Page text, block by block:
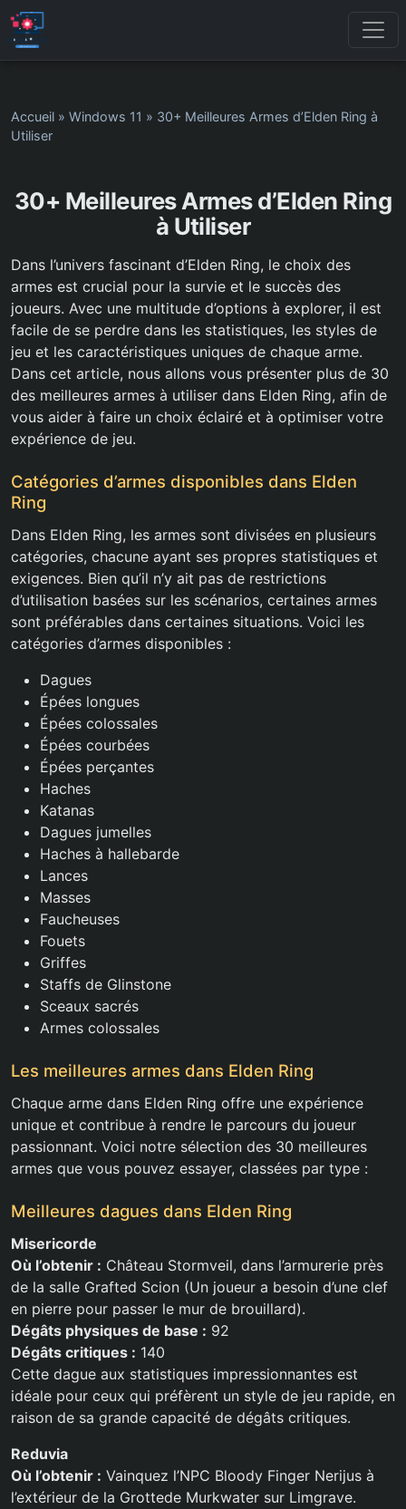
Accueil » Windows 11 » 30+ Meilleures Armes d’Elden Ring à
Utiliser
30+ Meilleures Armes d’Elden Ring
à Utiliser
Dans l’univers fascinant d’Elden Ring, le choix des
armes est crucial pour la survie et le succès des
joueurs. Avec une multitude d’options à explorer, il est
facile de se perdre dans les statistiques, les styles de
jeu et les caractéristiques uniques de chaque arme.
Dans cet article, nous allons vous présenter plus de 30
des meilleures armes à utiliser dans Elden Ring, afin de
vous aider à faire un choix éclairé et à optimiser votre
expérience de jeu.
Catégories d’armes disponibles dans Elden
Ring
Dans Elden Ring, les armes sont divisées en plusieurs
catégories, chacune ayant ses propres statistiques et
exigences. Bien qu’il n’y ait pas de restrictions
d’utilisation basées sur les scénarios, certaines armes
sont préférables dans certaines situations. Voici les
catégories d’armes disponibles :
Dagues
Épées longues
Épées colossales
Épées courbées
Épées perçantes
Haches
Katanas
Dagues jumelles
Haches à hallebarde
Lances
Masses
Faucheuses
Fouets
Griffes
Staffs de Glinstone
Sceaux sacrés
Armes colossales
Les meilleures armes dans Elden Ring
Chaque arme dans Elden Ring offre une expérience
unique et contribue à rendre le parcours du joueur
passionnant. Voici notre sélection des 30 meilleures
armes que vous pouvez essayer, classées par type :
Meilleures dagues dans Elden Ring
Misericorde
Où l’obtenir : Château Stormveil, dans l’armurerie près
de la salle Grafted Scion (Un joueur a besoin d’une clef
en pierre pour passer le mur de brouillard).
Dégâts physiques de base : 92
Dégâts critiques : 140
Cette dague aux statistiques impressionnantes est
idéale pour ceux qui préfèrent un style de jeu rapide, en
raison de sa grande capacité de dégâts critiques.
Reduvia
Où l’obtenir : Vainquez l’NPC Bloody Finger Nerijus à
l’extérieur de la Grottede Murkwater sur Limgrave.